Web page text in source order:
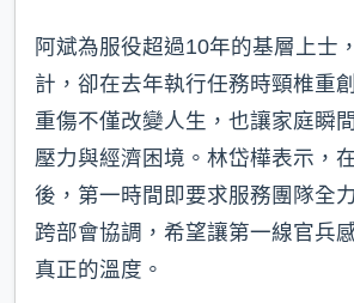
阿斌為服役超過10年的基層上士
計，卻在去年執行任務時頸椎重
重傷不僅改變人生，也讓家庭瞬
壓力與經濟困境。林岱樺表示，
後，第一時間即要求服務團隊全
跨部會協調，希望讓第一線官兵
真正的溫度。